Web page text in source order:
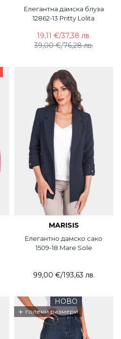
Елегантна дамска блуза
12862-13 Pritty Lolita
39,00 €/76,28 лв.
19,11 €/37,38 лв.
MARISIS
Елегантно дамско сако
1509-18 Mare Sole
99,00 €/193,63 лв.
НОВО
+ големи размери